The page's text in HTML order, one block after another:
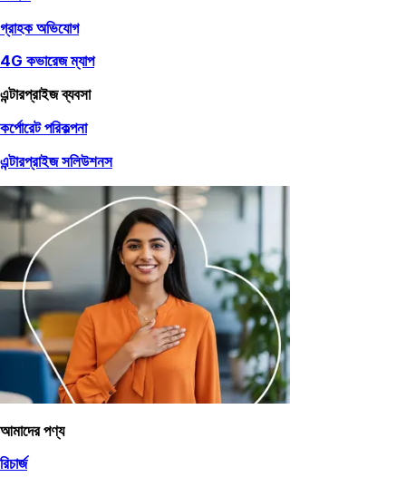
গ্রাহক অভিযোগ
4G কভারেজ ম্যাপ
এন্টারপ্রাইজ ব্যবসা
কর্পোরেট পরিকল্পনা
এন্টারপ্রাইজ সলিউশনস
আমাদের পণ্য
রিচার্জ